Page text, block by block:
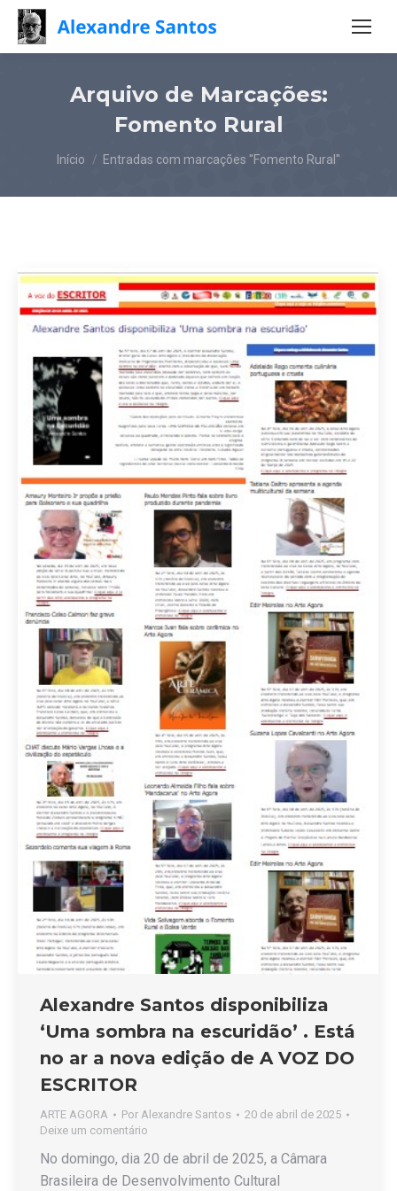
Arquivo de Marcações:
Fomento Rural
Você está aqui:
Início Entradas com marcações "Fomento Rural"
Alexandre Santos disponibiliza
‘Uma sombra na escuridão’ . Está
no ar a nova edição de A VOZ DO
ESCRITOR
ARTE AGORA Por Alexandre Santos
20 de abril de 2025
Deixe um comentário
No domingo, dia 20 de abril de 2025, a Câmara
Brasileira de Desenvolvimento Cultural